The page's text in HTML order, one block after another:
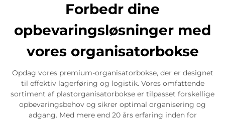
Forbedr dine
opbevaringsløsninger med
vores organisatorbokse
Opdag vores premium-organisatorbokse, der er designet
til effektiv lagerføring og logistik. Vores omfattende
sortiment af plastorganisatorbokse er tilpasset forskellige
opbevaringsbehov og sikrer optimal organisering og
adgang. Med mere end 20 års erfaring inden for